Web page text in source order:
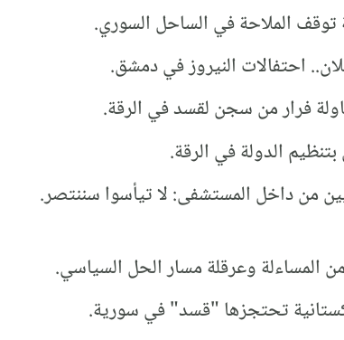
الملاحة في الساحل السوري.
احتفالات النيروز في دمشق.
الدولة في الرقة.
من داخل المستشفى: لا تيأسوا سننتصر.
المساءلة وعرقلة مسار الحل السياسي.
تحتجزها "قسد" في سورية.